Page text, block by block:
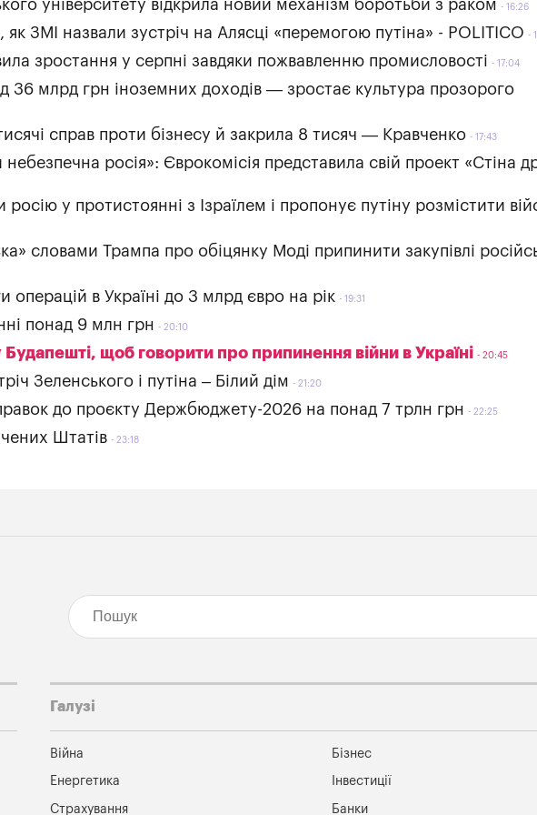
університету відкрила новий механізм боротьби з раком 16:26
як ЗМІ назвали зустріч на Алясці «перемогою путіна» - POLITICO
зростання у серпні завдяки пожвавленню промисловості 17:04
36 млрд грн іноземних доходів — зростає культура прозорого
справ проти бізнесу й закрила 8 тисяч — Кравченко 17:43
росія»: Єврокомісія представила свій проект «Стіна
у протистоянні з Ізраїлем і пропонує путіну розмістити
словами Трампа про обіцянку Моді припинити закупівлі
в Україні до 3 млрд євро на рік 19:31
понад 9 млн грн 20:10
Будапешті, щоб говорити про припинення війни в Україні 20:45
Зеленського і путіна – Білий дім 21:20
до проєкту Держбюджету-2026 на понад 7 трлн грн 22:25
Штатів 23:18
Галузі
Війна Бізнес
Енергетика Інвестиції
Страхування Банки